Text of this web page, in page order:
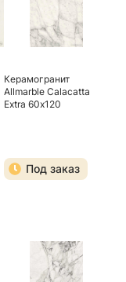
Керамогранит
Allmarble Calacatta
Extra 60х120
Под заказ